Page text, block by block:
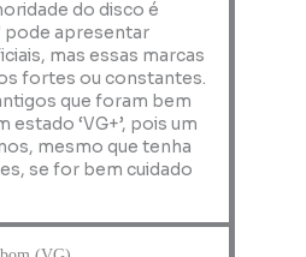
do disco é
pode apresentar
mas essas marcas
fortes ou constantes.
que foram bem
‘VG+’, pois um
mesmo que tenha
se for bem cuidado